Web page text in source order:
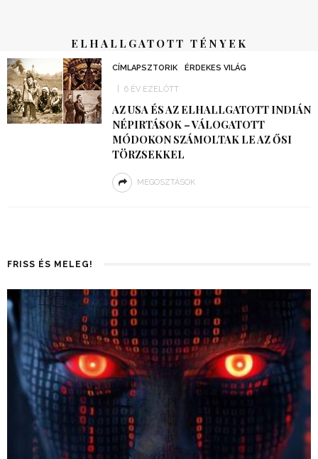
ELHALLGATOTT TÉNYEK
CÍMLAPSZTORIK ÉRDEKES VILÁG
6 ÉV EZELŐTT
AZ USA ÉS AZ ELHALLGATOTT INDIÁN
NÉPIRTÁSOK – VÁLOGATOTT
MÓDOKON SZÁMOLTAK LE AZ ŐSI
TÖRZSEKKEL
MEGOSZTÁSOK
FRISS ÉS MELEG!